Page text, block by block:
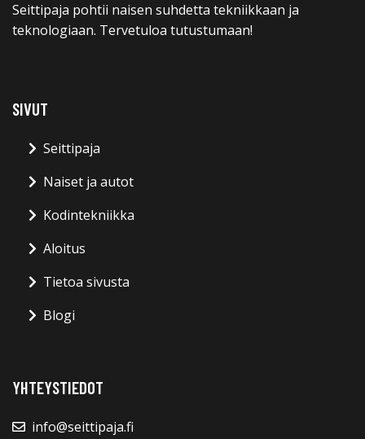
Seittipaja pohtii naisen suhdetta tekniikkaan ja
teknologiaan. Tervetuloa tutustumaan!
SIVUT
Seittipaja
Naiset ja autot
Kodintekniikka
Aloitus
Tietoa sivusta
Blogi
YHTEYSTIEDOT
info@seittipaja.fi